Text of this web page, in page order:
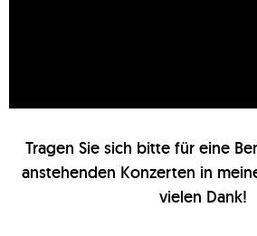
Tragen Sie sich bitte für eine
anstehenden Konzerten in
vielen Dank!